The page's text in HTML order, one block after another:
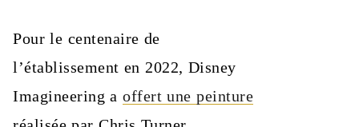
Pour le centenaire de
l’établissement en 2022, Disney
Imagineering aoffert une peinture